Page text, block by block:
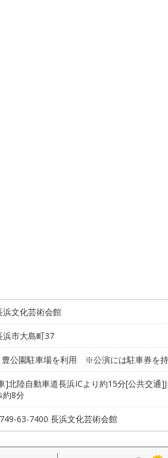
浜文化芸術会館
浜市大島町37
豊公園駐車場を利用 ※公演には駐車券を
]北陸自動車道長浜ICより約15分[公共交通
約8分
63-7400 長浜文化芸術会館